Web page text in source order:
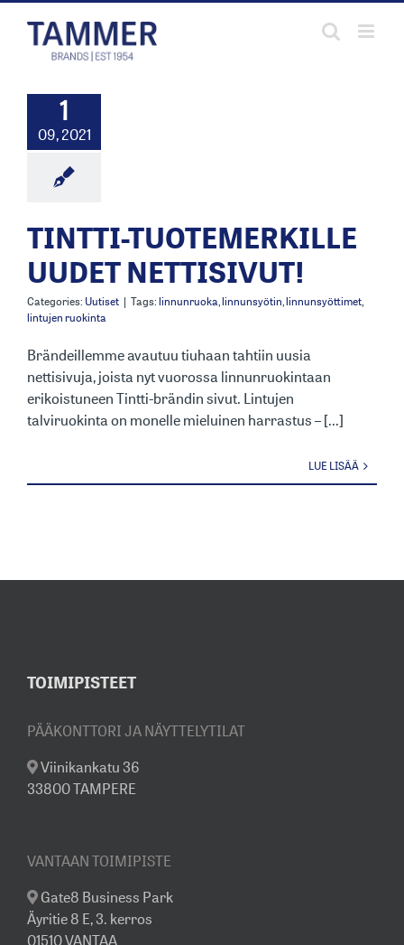
1
09, 2021
TINTTI-TUOTEMERKILLE
UUDET NETTISIVUT!
Categories: Uutiset | Tags:linnunruoka,linnunsyötin,linnunsyöttimet,
lintujen ruokinta
Brändeillemme avautuu tiuhaan tahtiin uusia
nettisivuja, joista nyt vuorossa linnunruokintaan
erikoistuneen Tintti-brändin sivut. Lintujen
talviruokinta on monelle mieluinen harrastus – [...]
LUE LISÄÄ
TOIMIPISTEET
PÄÄKONTTORI JA NÄYTTELYTILAT
Viinikankatu 36
33800 TAMPERE
VANTAAN TOIMIPISTE
Gate8 Business Park
Äyritie 8 E, 3. kerros
01510 VANTAA